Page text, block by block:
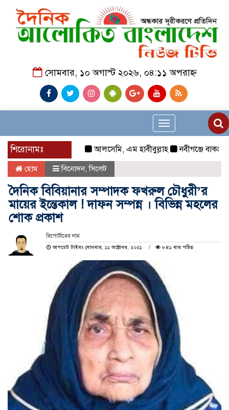
সোমবার, ১০ অগাস্ট ২০২৬, ০৪:১১ অপরাহ্ন
Toggle
navigation
শিরোনামঃ আলসেমি, এম হাবীবুল্লাহ নবীগঞ্জে
হোম বিনোদন,সিলেট
দৈনিক বিবিয়ানার সম্পাদক ফখরুল চৌধুরী’র
মায়ের ইন্তেকাল ! দাফন সম্পন্ন । বিভিন্ন মহলের
শোক প্রকাশ
রিপোর্টারের নাম
আপডেট টাইমঃ সোমবার, ১১ অক্টোবর, ২০২১
৮৪১ বার পঠিত